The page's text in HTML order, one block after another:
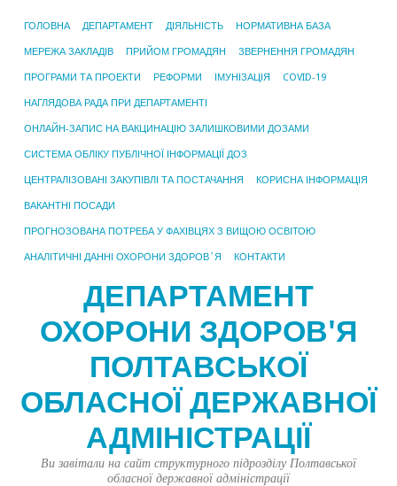
ГОЛОВНА ДЕПАРТАМЕНТ ДІЯЛЬНІСТЬ НОРМАТИВНА БАЗА
МЕРЕЖА ЗАКЛАДІВ ПРИЙОМ ГРОМАДЯН ЗВЕРНЕННЯ ГРОМАДЯН
ПРОГРАМИ ТА ПРОЕКТИ РЕФОРМИ ІМУНІЗАЦІЯ COVID-19
НАГЛЯДОВА РАДА ПРИ ДЕПАРТАМЕНТІ
ОНЛАЙН-ЗАПИС НА ВАКЦИНАЦІЮ ЗАЛИШКОВИМИ ДОЗАМИ
СИСТЕМА ОБЛІКУ ПУБЛІЧНОЇ ІНФОРМАЦІЇ ДОЗ
ЦЕНТРАЛІЗОВАНІ ЗАКУПІВЛІ ТА ПОСТАЧАННЯ КОРИСНА ІНФОРМАЦІЯ
ВАКАНТНІ ПОСАДИ
ПРОГНОЗОВАНА ПОТРЕБА У ФАХІВЦЯХ З ВИЩОЮ ОСВІТОЮ
АНАЛІТИЧНІ ДАННІ ОХОРОНИ ЗДОРОВ`Я КОНТАКТИ
ДЕПАРТАМЕНТ
ОХОРОНИ ЗДОРОВ'Я
ПОЛТАВСЬКОЇ
ОБЛАСНОЇ ДЕРЖАВНОЇ
АДМІНІСТРАЦІЇ
Ви завітали на сайт структурного підрозділу Полтавської
обласної державної адміністрації